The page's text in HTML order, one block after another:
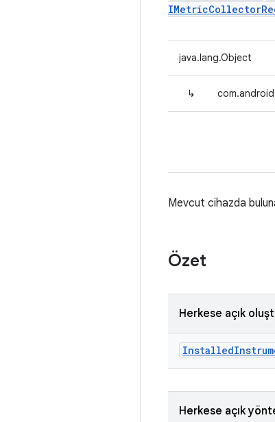
java.lang.Object
↳
Mevcut cihazda
Özet
Herkese açık
Installed
Herkese açık